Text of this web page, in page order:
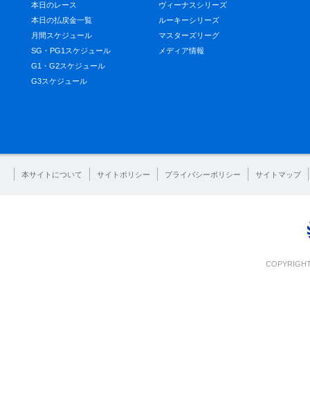
本日のレース
本日の払戻金一覧
月間スケジュール
SG・PG1スケジュール
G1・G2スケジュール
G3スケジュール
ヴィーナスシリーズ
ルーキーシリーズ
マスターズリーグ
メディア情報
本サイトについて サイトポリシー プライバシーポリシー サイトマップ